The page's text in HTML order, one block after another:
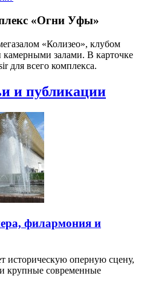
«Огни Уфы»
«Колизео», клубом
залами. В карточке
для всего комплекса.
и публикации
филармония и
историческую оперную сцену,
крупные современные